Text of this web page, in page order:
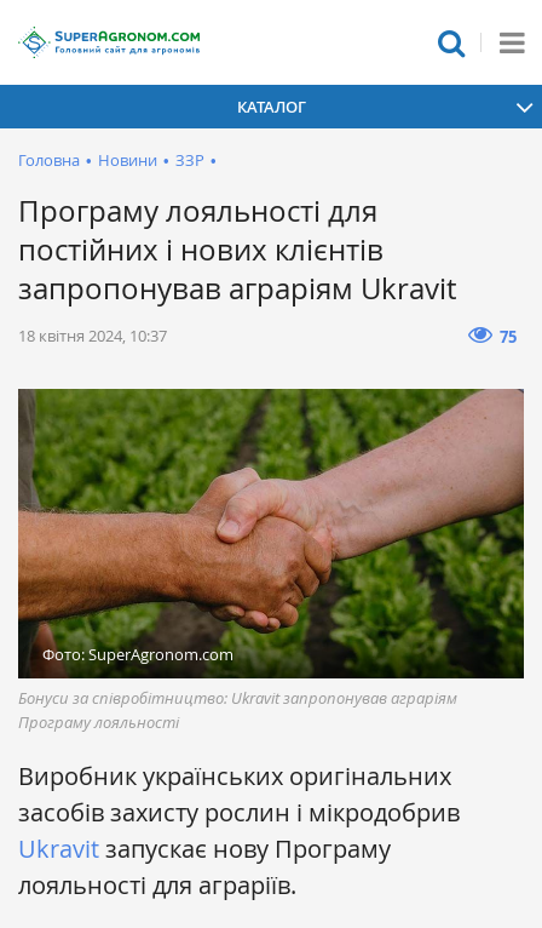
КАТАЛОГ
Головна • Новини • ЗЗР •
Програму лояльності для
постійних і нових клієнтів
запропонував аграріям Ukravit
18 квітня 2024, 10:37 75
Фото: SuperAgronom.com
Бонуси за співробітництво: Ukravit запропонував аграріям
Програму лояльності
Виробник українських оригінальних
засобів захисту рослин і мікродобрив
Ukravitзапускає нову Програму
лояльності для аграріїв.